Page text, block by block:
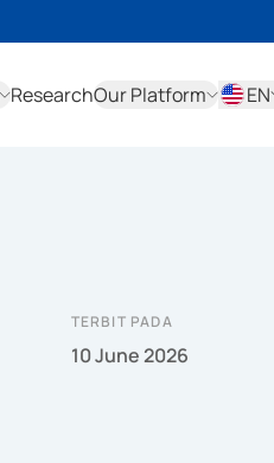
ResearchOur Platform
EN
TERBIT PADA
10 June 2026